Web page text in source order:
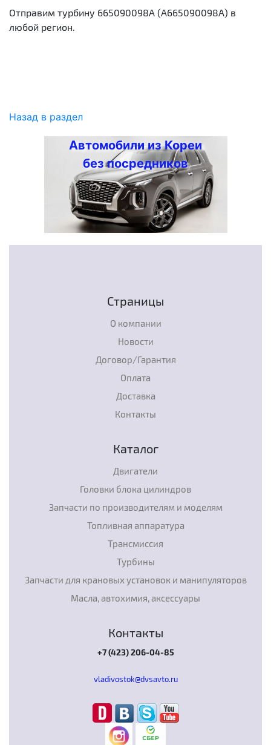
Отправим турбину 665090098A (A665090098A) в
любой регион.
Назад в раздел
Автомобили из Кореи
без посредников
Страницы
О компании
Новости
Договор/Гарантия
Оплата
Доставка
Контакты
Каталог
Двигатели
Головки блока цилиндров
Запчасти по производителям и моделям
Топливная аппаратура
Трансмиссия
Турбины
Запчасти для крановых установок и манипуляторов
Масла, автохимия, аксессуары
Контакты
+7 (423) 206-04-85
vladivostok@dvsavto.ru